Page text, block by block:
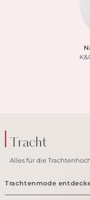
Tracht
Alles für die
Trachtenmode